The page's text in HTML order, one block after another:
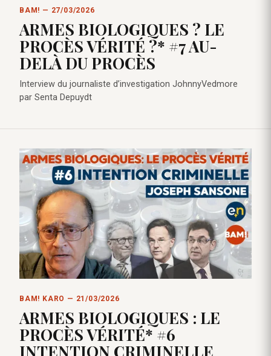
BAM! — 27/03/2026
ARMES BIOLOGIQUES ? LE
PROCÈS VÉRITÉ ?* #7 AU-
DELÀ DU PROCÈS
Interview du journaliste d’investigation JohnnyVedmore
par Senta Depuydt
BAM! KARO — 21/03/2026
ARMES BIOLOGIQUES : LE
PROCÈS VÉRITÉ* #6
INTENTION CRIMINELLE